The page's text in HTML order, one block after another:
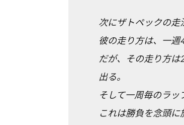
次にザトペックの走
彼の走り方は、一週
だが、その走り方
出る。
そして一周毎のラッ
これは勝負を念頭に